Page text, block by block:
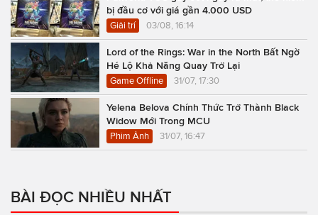
bị đầu cơ với giá gần 4.000 USD
Giải trí 03/08, 16:14
Lord of the Rings: War in the North Bất Ngờ
Hé Lộ Khả Năng Quay Trở Lại
Game Offline 31/07, 17:30
Yelena Belova Chính Thức Trở Thành Black
Widow Mới Trong MCU
Phim Ảnh 31/07, 16:47
BÀI ĐỌC NHIỀU NHẤT